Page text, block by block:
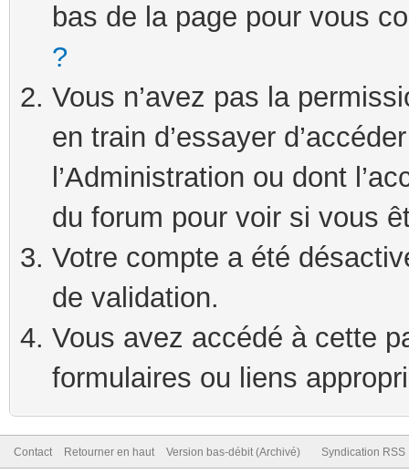
bas de la page pour vous
?
Vous n’avez pas la
en train d’essayer
l’Administration ou dont
du forum pour voir si vous
Votre compte a été
de validation.
Vous avez accédé à cette
formulaires ou liens
Contact Retourner en haut Version bas-débit (Archivé) Syndication RSS